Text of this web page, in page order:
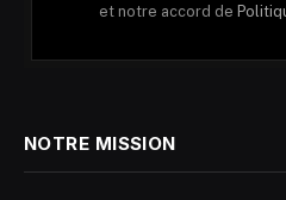
et notre accord de
NOTRE MISSION